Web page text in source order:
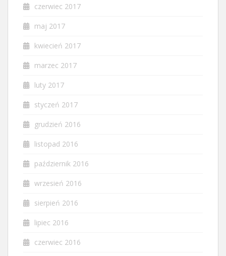
czerwiec 2017
maj 2017
kwiecień 2017
marzec 2017
luty 2017
styczeń 2017
grudzień 2016
listopad 2016
październik 2016
wrzesień 2016
sierpień 2016
lipiec 2016
czerwiec 2016